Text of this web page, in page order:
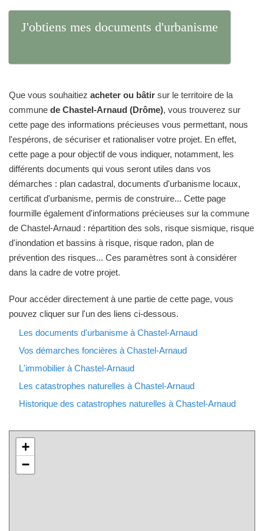
J'obtiens mes documents d'urbanisme
Que vous souhaitiez acheter ou bâtir sur le territoire de la
commune de Chastel-Arnaud (Drôme), vous trouverez sur
cette page des informations précieuses vous permettant, nous
l'espérons, de sécuriser et rationaliser votre projet. En effet,
cette page a pour objectif de vous indiquer, notamment, les
différents documents qui vous seront utiles dans vos
démarches : plan cadastral, documents d'urbanisme locaux,
certificat d'urbanisme, permis de construire... Cette page
fourmille également d'informations précieuses sur la commune
de Chastel-Arnaud : répartition des sols, risque sismique, risque
d'inondation et bassins à risque, risque radon, plan de
prévention des risques... Ces paramètres sont à considérer
dans la cadre de votre projet.
Pour accéder directement à une partie de cette page, vous
pouvez cliquer sur l'un des liens ci-dessous.
Les documents d'urbanisme à Chastel-Arnaud
Vos démarches foncières à Chastel-Arnaud
L'immobilier à Chastel-Arnaud
Les catastrophes naturelles à Chastel-Arnaud
Historique des catastrophes naturelles à Chastel-Arnaud
+
−